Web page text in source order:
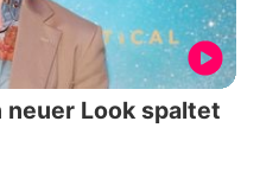
Look spaltet